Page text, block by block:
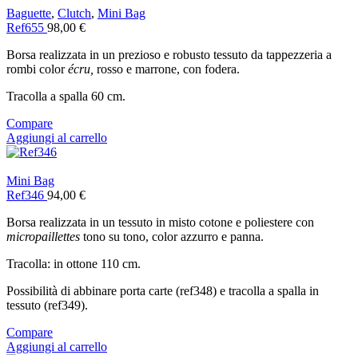
Baguette, Clutch, Mini Bag
Ref655 98,00 €
Borsa realizzata in un prezioso e robusto tessuto da tappezzeria a
rombi colorécru, rosso e marrone, con fodera.
Tracolla a spalla 60 cm.
Compare
Aggiungi al carrello
Mini Bag
Ref346 94,00 €
Borsa realizzata in un tessuto in misto cotone e poliestere con
micropaillettes tono su tono, color azzurro e panna.
Tracolla: in ottone 110 cm.
Possibilità di abbinare porta carte (ref348) e tracolla a spalla in
tessuto (ref349).
Compare
Aggiungi al carrello